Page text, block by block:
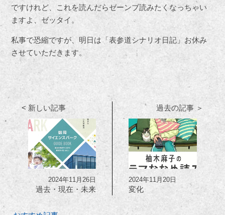
ですけれど、これを読んだらゼーンブ読みたくなっちゃい
ますよ、ゼッタイ。
私事で恐縮ですが、明日は「表参道シナリオ日記」お休み
させていただきます。
< 新しい記事
2024年11月26日
過去・現在・未来
過去の記事 ＞
2024年11月20日
変化